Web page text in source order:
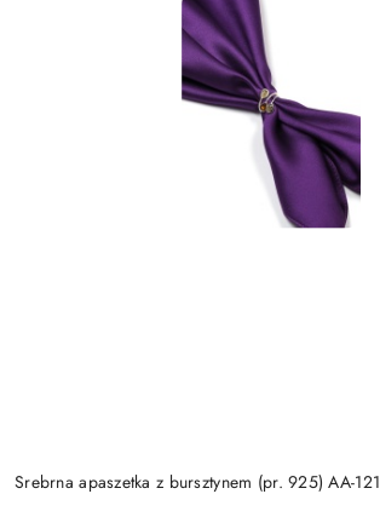
Srebrna apaszetka z bursztynem (pr. 925) AA-121